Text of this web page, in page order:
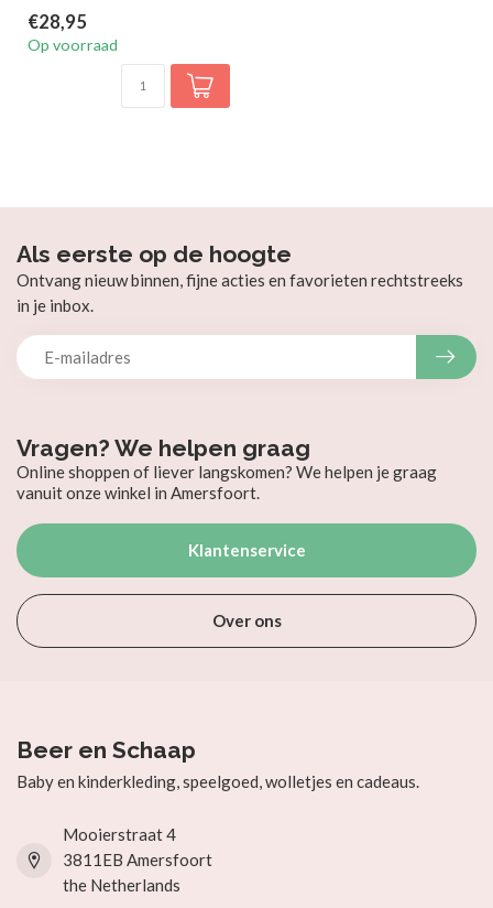
€28,95
Op voorraad
Vragen? We helpen graag
Online shoppen of liever langskomen? We helpen je graag
vanuit onze winkel in Amersfoort.
Klantenservice
Over ons
Als eerste op de hoogte
Ontvang nieuw binnen, fijne acties en favorieten rechtstreeks
in je inbox.
Beer en Schaap
Baby en kinderkleding, speelgoed, wolletjes en cadeaus.
Mooierstraat 4
3811EB Amersfoort
the Netherlands